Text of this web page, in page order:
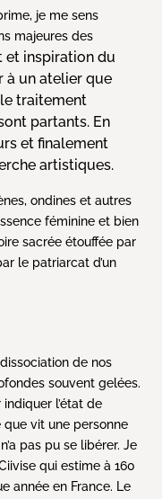
je me sens
majeures des
et inspiration du
à un atelier que
le traitement
partants. En
et finalement
artistiques.
ondines et autres
féminine et bien
sacrée étouffée par
le patriarcat d’un
de nos
souvent gelées.
l’état de
vit une personne
pas pu se libérer. Je
qui estime à 160
année en France. Le